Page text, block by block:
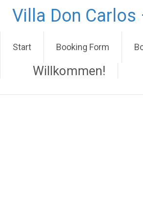
Inhalt
springen
Villa Don
Start Booking Form
Willkommen!